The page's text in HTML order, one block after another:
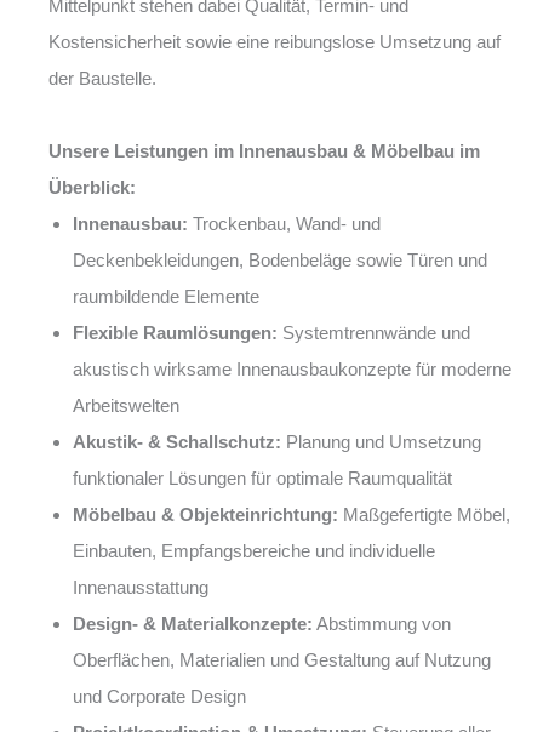
Mittelpunkt stehen dabei Qualität, Termin- und
Kostensicherheit sowie eine reibungslose Umsetzung auf
der Baustelle.
Unsere Leistungen im Innenausbau & Möbelbau im
Überblick:
Innenausbau: Trockenbau, Wand- und
Deckenbekleidungen, Bodenbeläge sowie Türen und
raumbildende Elemente
Flexible Raumlösungen: Systemtrennwände und
akustisch wirksame Innenausbaukonzepte für moderne
Arbeitswelten
Akustik- & Schallschutz: Planung und Umsetzung
funktionaler Lösungen für optimale Raumqualität
Möbelbau & Objekteinrichtung: Maßgefertigte Möbel,
Einbauten, Empfangsbereiche und individuelle
Innenausstattung
Design- & Materialkonzepte: Abstimmung von
Oberflächen, Materialien und Gestaltung auf Nutzung
und Corporate Design